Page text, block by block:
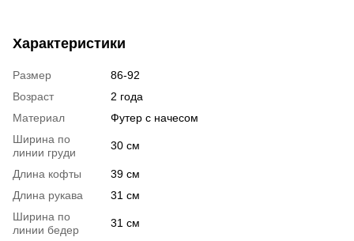
Характеристики
Размер
86-92
Возраст
2 года
Материал
Футер с начесом
Ширина по
линии груди
30 см
Длина кофты
39 см
Длина рукава
31 см
Ширина по
линии бедер
31 см